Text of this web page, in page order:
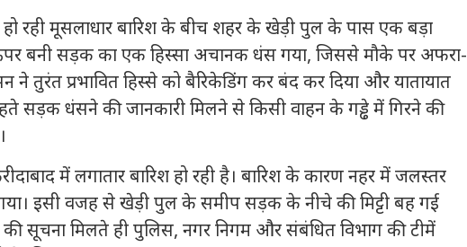
हो रही मूसलाधार बारिश के बीच शहर के खेड़ी पुल के पास एक बड़ा
बनी सड़क का एक हिस्सा अचानक धंस गया, जिससे मौके पर अफरा-
ने तुरंत प्रभावित हिस्से को बैरिकेडिंग कर बंद कर दिया और यातायात
सड़क धंसने की जानकारी मिलने से किसी वाहन के गड्ढे में गिरने की
में लगातार बारिश हो रही है। बारिश के कारण नहर में जलस्तर
इसी वजह से खेड़ी पुल के समीप सड़क के नीचे की मिट्टी बह गई
सूचना मिलते ही पुलिस, नगर निगम और संबंधित विभाग की टीमें